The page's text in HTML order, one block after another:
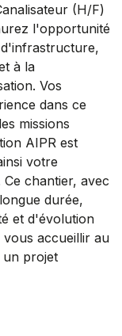
(H/F)
l'opportunité
à la
Vos
dans ce
missions
AIPR est
votre
chantier, avec
durée,
et d'évolution
accueillir au
un projet